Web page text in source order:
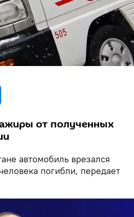
от полученных
автомобиль врезался
погибли, передает